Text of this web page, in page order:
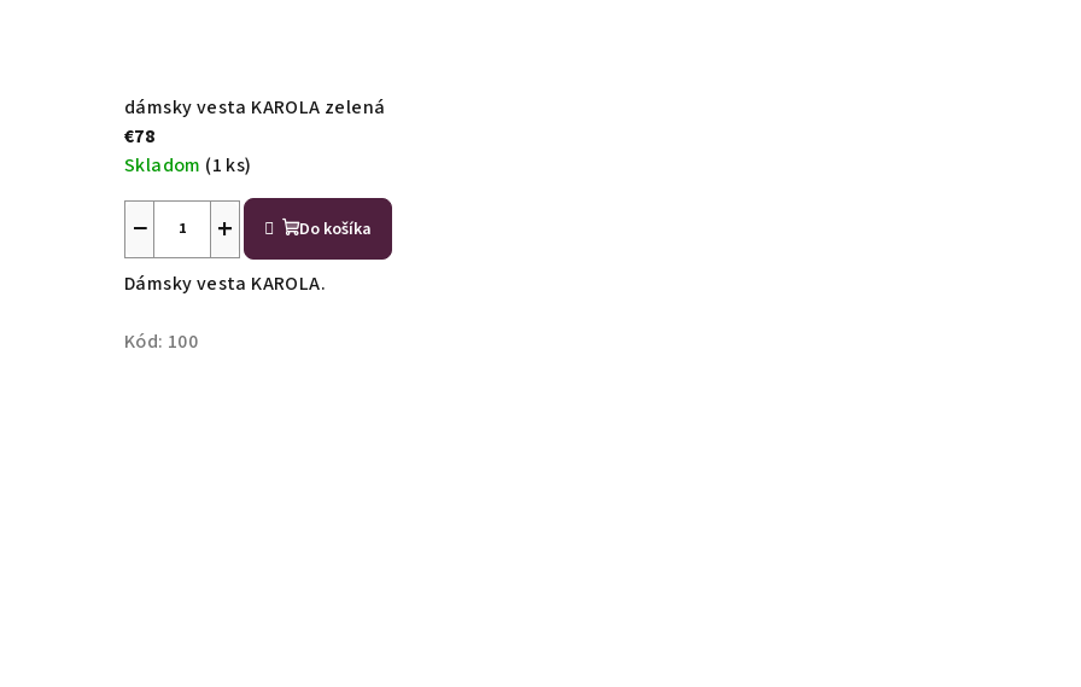
o
Ž
i
l
i
dámsky vesta KAROLA zelená
€78
Skladom (1 ks)
+
− Do košíka
Dámsky vesta KAROLA.
Kód: 100